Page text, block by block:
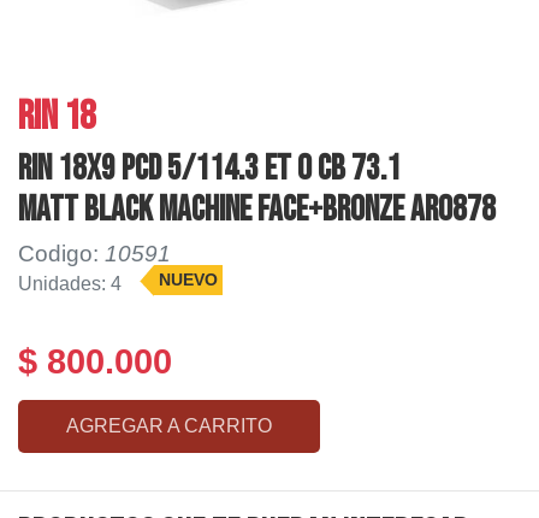
RIN 18
RIN 18X9 PCD 5/114.3 ET 0 CB 73.1
MATT BLACK MACHINE FACE+BRONZE AR0878
Codigo: 10591
Unidades: 4 NUEVO
$ 800.000
AGREGAR A CARRITO